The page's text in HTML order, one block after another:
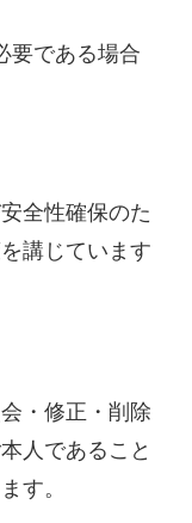
要である場合
全性確保のた
講じています
・修正・削除
人であること
す。